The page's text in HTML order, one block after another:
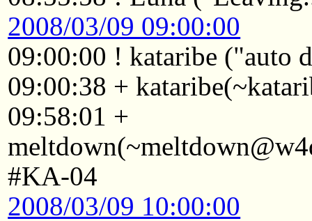
2008/03/09 09:00:00
09:00:00 ! kataribe ("auto
09:00:38 +
09:58:01 +
#KA-04
2008/03/09 10:00:00